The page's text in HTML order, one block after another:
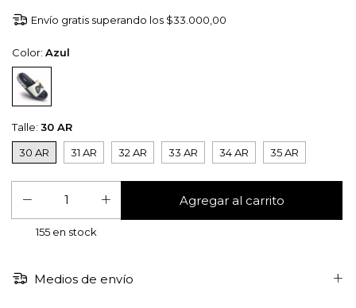
Envío gratis superando los $33.000,00
Color: Azul
Talle: 30 AR
30 AR
31 AR 32 AR 33 AR 34 AR 35 AR
155 en stock
Medios de envío